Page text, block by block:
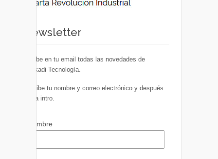
Newsletter
Recibe en tu email todas las novedades de
Euskadi Tecnología.
Escribe tu nombre y correo electrónico y después
pulsa intro.
Nombre